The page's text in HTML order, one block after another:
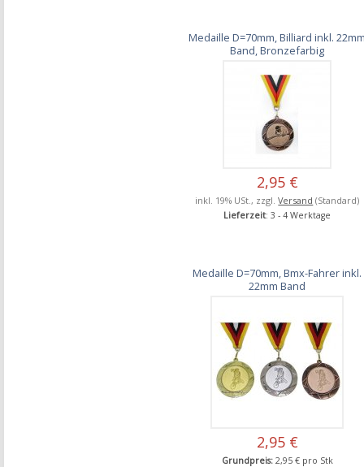
Medaille D=70mm, Billiard inkl.
Band, Bronzefarbig
2,95 €
inkl. 19% USt., zzgl.Versand (Standard)
Lieferzeit: 3 - 4 Werktage
Medaille D=70mm, Bmx-Fahrer inkl.
22mm Band
2,95 €
Grundpreis: 2,95 € pro Stk